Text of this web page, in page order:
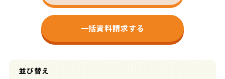
一括資料請求する
並び替え